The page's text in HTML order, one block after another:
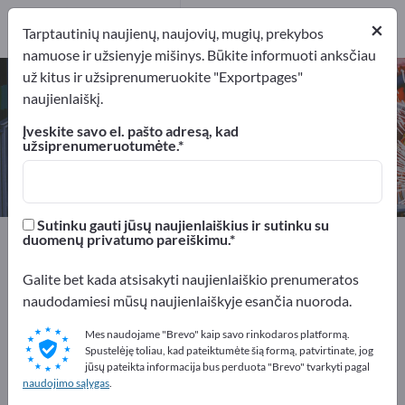
Pakavimo mašinos – raskite
gamintojus ir tiekėjus
Eksportuotojai Gamintojai
23
Gamintojai
Exportpages Mašinos ir augalai
Reklamuokitės nemokamai
Exportpages!
Poreikiai – Pasiūlymai – Naudotos prekės – Verslo
kontaktai >> pradėkite čia
×
Tarptautinių naujienų, naujovių, mugių, prekybos
namuose ir užsienyje mišinys. Būkite informuoti anksčiau
už kitus ir užsiprenumeruokite "Exportpages"
naujienlaiškį.
Įveskite savo el. pašto adresą, kad
užsiprenumeruotumėte.
Sutinku gauti jūsų naujienlaiškius ir sutinku su
duomenų privatumo pareiškimu.
Galite bet kada atsisakyti naujienlaiškio prenumeratos
naudodamiesi mūsų naujienlaiškyje esančia nuoroda.
Mes naudojame "Brevo" kaip savo rinkodaros platformą.
Spustelėję toliau, kad pateiktumėte šią formą, patvirtinate, jog
jūsų pateikta informacija bus perduota "Brevo" tvarkyti pagal
naudojimo sąlygas.